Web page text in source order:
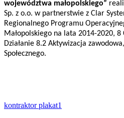
województwa małopolskiego”
Sp. z o.o. w partnerstwie z Clar
Regionalnego Programu
Małopolskiego na lata 2014-2020,
Działanie 8.2 Aktywizacja
Społecznego.
kontraktor plakat1